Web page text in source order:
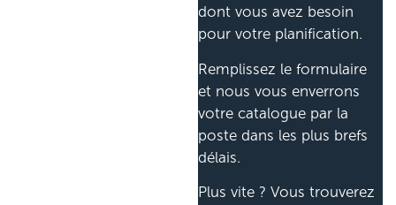
dont vous avez besoin
pour votre planification.
Remplissez le formulaire
et nous vous enverrons
votre catalogue par la
poste dans les plus brefs
délais.
Plus vite ? Vous trouverez